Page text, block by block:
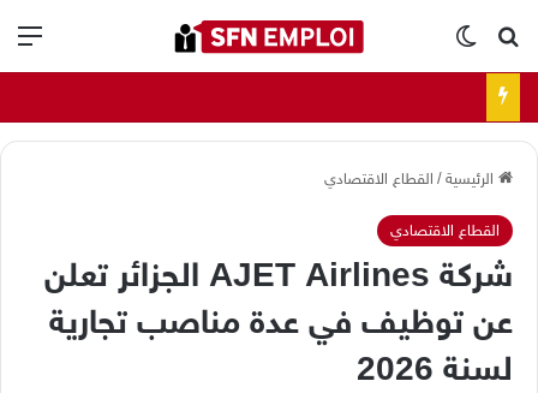
بحث عنالوضع المظلم
الرئيسية/ القطاع الاقتصادي
القطاع الاقتصادي
شركة AJET Airlines الجزائر تعلن
عن توظيف في عدة مناصب تجارية
لسنة 2026